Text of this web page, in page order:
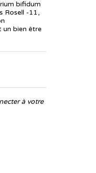
bifidum
Rosell -11,
un bien être
à votre